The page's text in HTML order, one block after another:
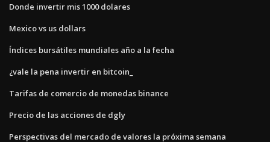
Donde invertir mis 1000 dolares
Mexico vs us dollars
Índices bursátiles mundiales año a la fecha
¿vale la pena invertir en bitcoin_
Tarifas de comercio de monedas binance
Precio de las acciones de dgly
Perspectivas del mercado de valores la próxima semana